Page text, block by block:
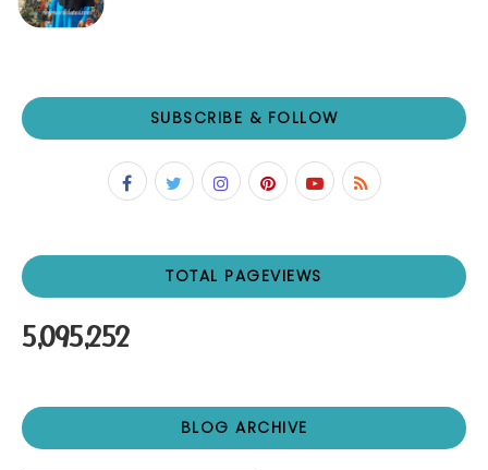
SUBSCRIBE & FOLLOW
TOTAL PAGEVIEWS
5,095,252
BLOG ARCHIVE